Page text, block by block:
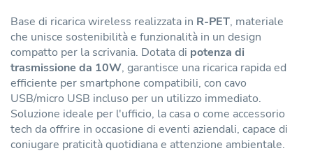
Base di ricarica wireless realizzata in R-PET, materiale
che unisce sostenibilità e funzionalità in un design
compatto per la scrivania. Dotata di potenza di
trasmissione da 10W, garantisce una ricarica rapida ed
efficiente per smartphone compatibili, con cavo
USB/micro USB incluso per un utilizzo immediato.
Soluzione ideale per l'ufficio, la casa o come accessorio
tech da offrire in occasione di eventi aziendali, capace di
coniugare praticità quotidiana e attenzione ambientale.